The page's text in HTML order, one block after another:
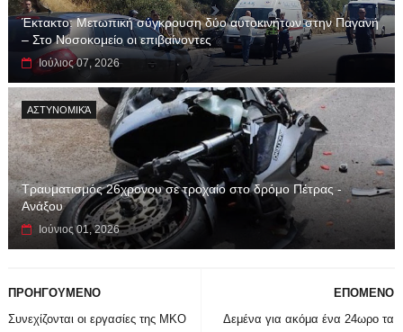
Έκτακτο: Μετωπική σύγκρουση δύο αυτοκινήτων στην Παγανή
– Στο Νοσοκομείο οι επιβαίνοντες
Ιούλιος 07, 2026
ΑΣΤΥΝΟΜΙΚΆ
Τραυματισμός 26χρονου σε τροχαίο στο δρόμο Πέτρας -
Ανάξου
Ιούνιος 01, 2026
ΕΠΟΜΕΝΟ
Δεμένα για ακόμα ένα 24ωρο τα
ΠΡΟΗΓΟΥΜΕΝΟ
Συνεχίζονται οι εργασίες της ΜΚΟ